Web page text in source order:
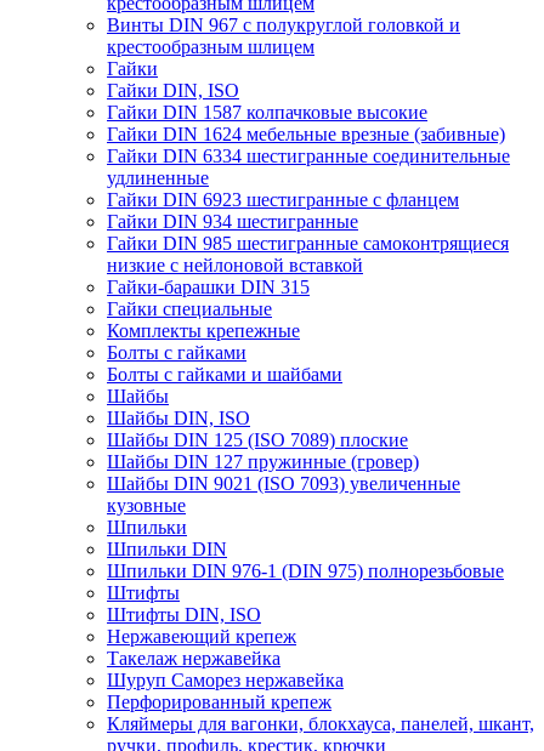
Винты DIN 967 с полукруглой головкой и
крестообразным шлицем
Гайки
Гайки DIN, ISO
Гайки DIN 1587 колпачковые высокие
Гайки DIN 1624 мебельные врезные (забивные)
Гайки DIN 6334 шестигранные соединительные
удлиненные
Гайки DIN 6923 шестигранные с фланцем
Гайки DIN 934 шестигранные
Гайки DIN 985 шестигранные самоконтрящиеся
низкие с нейлоновой вставкой
Гайки-барашки DIN 315
Гайки специальные
Комплекты крепежные
Болты с гайками
Болты с гайками и шайбами
Шайбы
Шайбы DIN, ISO
Шайбы DIN 125 (ISO 7089) плоские
Шайбы DIN 127 пружинные (гровер)
Шайбы DIN 9021 (ISO 7093) увеличенные
кузовные
Шпильки
Шпильки DIN
Шпильки DIN 976-1 (DIN 975) полнорезьбовые
Штифты
Штифты DIN, ISO
Нержавеющий крепеж
Такелаж нержавейка
Шуруп Саморез нержавейка
Перфорированный крепеж
Кляймеры для вагонки, блокхауса, панелей, шкант,
ручки, профиль, крестик, крючки